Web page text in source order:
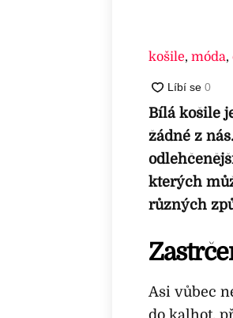
košile, móda,
Bílá košile
žádné z
kterých
různých
Asi vůbec
do kalhot,